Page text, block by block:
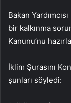
Bakan
bir kalkınma
Kanunu’nu
İklim Şurasını
şunları söyledi: